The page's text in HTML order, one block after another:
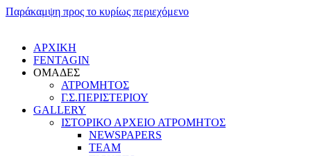
Παράκαμψη προς το κυρίως περιεχόμενο
ΑΡΧΙΚΗ
FENTAGIN
ΟΜΑΔΕΣ
ΑΤΡΟΜΗΤΟΣ
Γ.Σ.ΠEΡΙΣΤΕΡΙΟΥ
GALLERY
ΙΣΤΟΡΙΚΟ ΑΡΧΕΙΟ ΑΤΡΟΜΗΤΟΣ
NEWSPAPERS
TEAM